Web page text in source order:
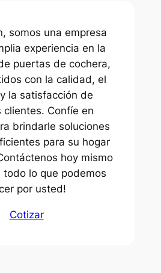
somos una empresa
experiencia en la
puertas de cochera,
con la calidad, el
la satisfacción de
clientes. Confíe en
brindarle soluciones
para su hogar
hoy mismo
todo lo que podemos
por usted!
Cotizar